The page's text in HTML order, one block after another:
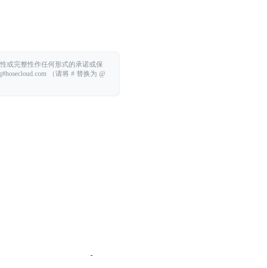
或完整性作任何形式的承诺或保
（请将 # 替换为 @